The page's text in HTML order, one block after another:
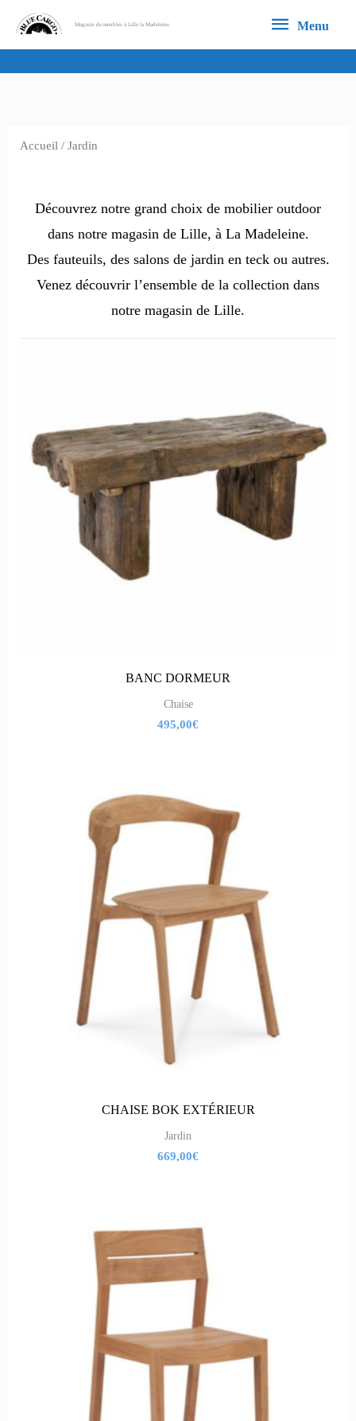
Magasin de meubles à Lille la Madeleine Menu
Menu
Accueil / Jardin
Découvrez notre grand choix de mobilier outdoor
dans notre magasin de Lille, à La Madeleine.
Des fauteuils, des salons de jardin en teck ou autres.
Venez découvrir l’ensemble de la collection dans
notre magasin de Lille.
BANC DORMEUR
Chaise
495,00€
CHAISE BOK EXTÉRIEUR
Jardin
669,00€